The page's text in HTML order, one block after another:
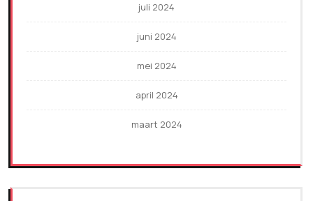
juli 2024
juni 2024
mei 2024
april 2024
maart 2024